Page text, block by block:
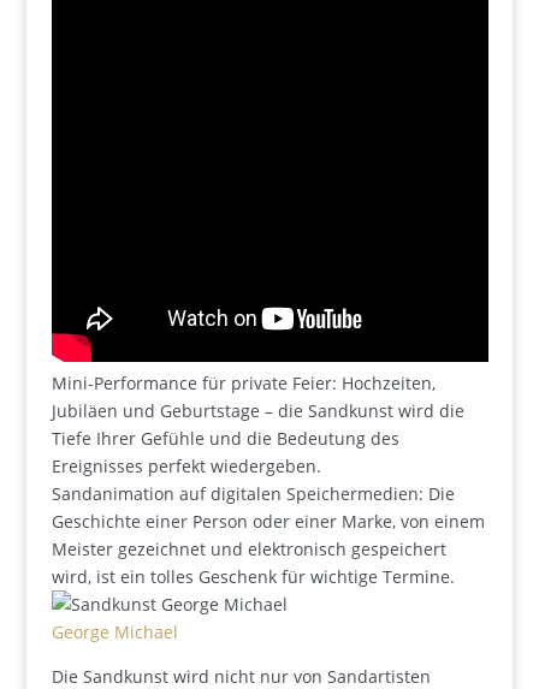
Mini-Performance für private Feier: Hochzeiten,
Jubiläen und Geburtstage – die Sandkunst wird die
Tiefe Ihrer Gefühle und die Bedeutung des
Ereignisses perfekt wiedergeben.
Sandanimation auf digitalen Speichermedien: Die
Geschichte einer Person oder einer Marke, von einem
Meister gezeichnet und elektronisch gespeichert
wird, ist ein tolles Geschenk für wichtige Termine.
George Michael
Die Sandkunst wird nicht nur von Sandartisten